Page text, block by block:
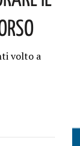
volto a